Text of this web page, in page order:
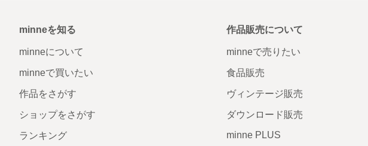
minneを知る
minneについて
minneで買いたい
作品をさがす
ショップをさがす
ランキング
作品販売について
minneで売りたい
食品販売
ヴィンテージ販売
ダウンロード販売
minne PLUS